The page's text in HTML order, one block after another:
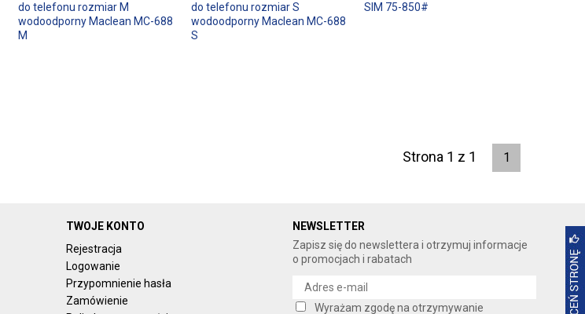
do telefonu rozmiar M
wodoodporny Maclean MC-688
M
do telefonu rozmiar S
wodoodporny Maclean MC-688
S
SIM 75-850#
Strona 1 z 1 1
TWOJE KONTO
Rejestracja
Logowanie
Przypomnienie hasła
Zamówienie
NEWSLETTER
Zapisz się do newslettera i otrzymuj informacje
o promocjach i rabatach
Wyrażam zgodę na otrzymywanie